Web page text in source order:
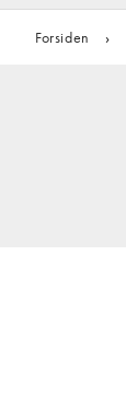
Forsiden ›